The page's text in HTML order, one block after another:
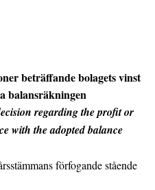
beträffande bolagets vinst
balansräkningen
regarding the profit or
with the adopted balance
förfogande stående